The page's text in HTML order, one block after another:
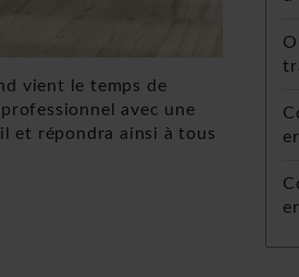
vient le temps de
avec une
et répondra ainsi à tous